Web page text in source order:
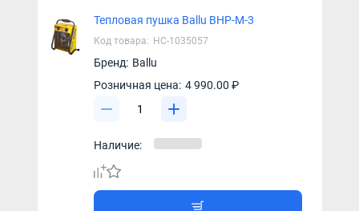
Тепловая пушка Ballu BHP-M-3
Код товара: НС-1035057
Бренд: Ballu
Розничная цена: 4 990.00 ₽
Наличие: